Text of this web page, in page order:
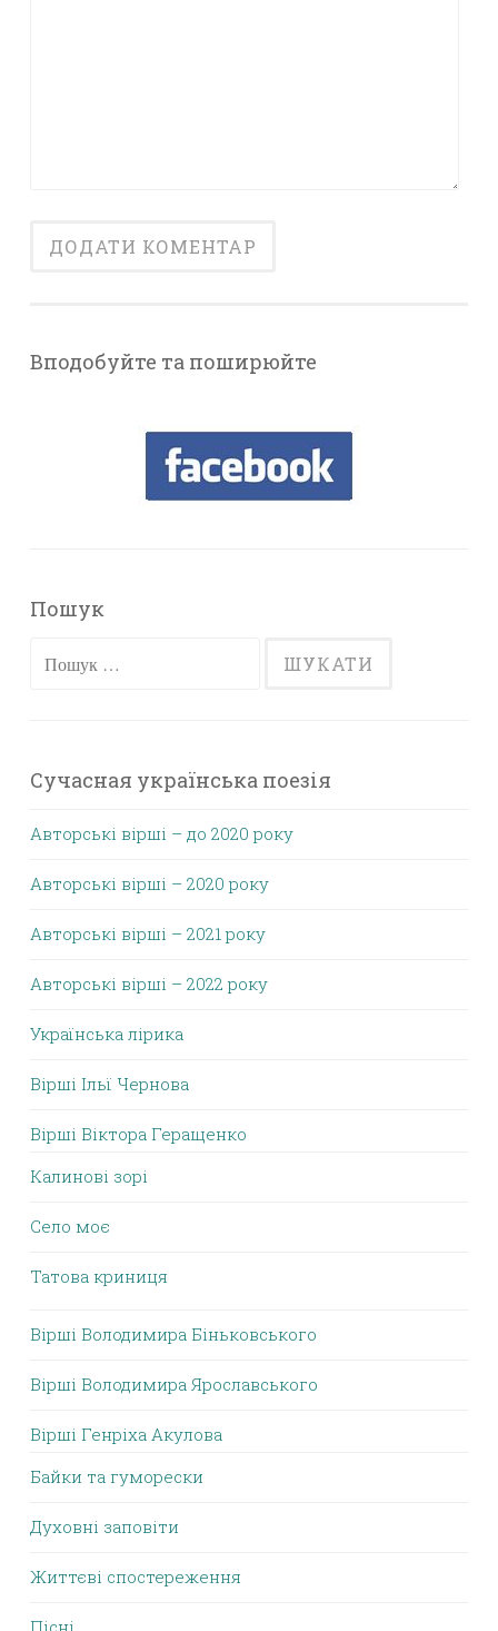
Вподобуйте та поширюйте
Пошук
Пошук:
Сучасная українська поезія
Авторські вірші – до 2020 року
Авторські вірші – 2020 року
Авторські вірші – 2021 року
Авторські вірші – 2022 року
Українська лірика
Вірші Ільї Чернова
Вірші Віктора Геращенко
Калинові зорі
Село моє
Татова криниця
Вірші Володимира Біньковського
Вірші Володимира Ярославського
Вірші Генріха Акулова
Байки та гуморески
Духовні заповіти
Життєві спостереження
Пісні